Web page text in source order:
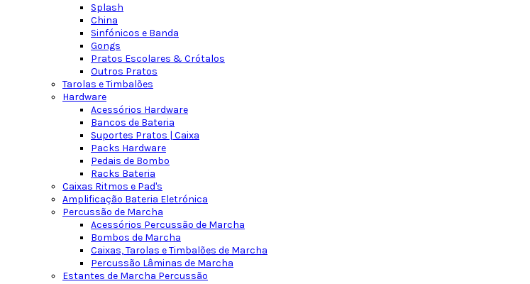
Splash
China
Sinfónicos e Banda
Gongs
Pratos Escolares & Crótalos
Outros Pratos
Tarolas e Timbalões
Hardware
Acessórios Hardware
Bancos de Bateria
Suportes Pratos | Caixa
Packs Hardware
Pedais de Bombo
Racks Bateria
Caixas Ritmos e Pad's
Amplificação Bateria Eletrónica
Percussão de Marcha
Acessórios Percussão de Marcha
Bombos de Marcha
Caixas, Tarolas e Timbalões de Marcha
Percussão Lâminas de Marcha
Estantes de Marcha Percussão